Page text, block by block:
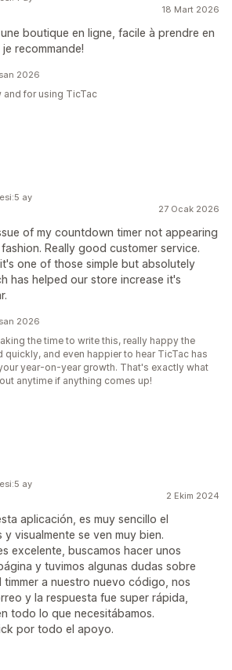
18 Mart 2026
boutique en ligne, facile à prendre en
recommande!
2026
and for using TicTac
27 Ocak 2026
of my countdown timer not appearing
Really good customer service.
one of those simple but absolutely
has helped our store increase it's
ay
2026
the time to write this, really happy the
and even happier to hear TicTac has
year-on-year growth. That's exactly what
anytime if anything comes up!
2 Ekim 2024
aplicación, es muy sencillo el
visualmente se ven muy bien.
excelente, buscamos hacer unos
y tuvimos algunas dudas sobre
timmer a nuestro nuevo código, nos
y la respuesta fue super rápida,
todo lo que necesitábamos.
por todo el apoyo.
ay